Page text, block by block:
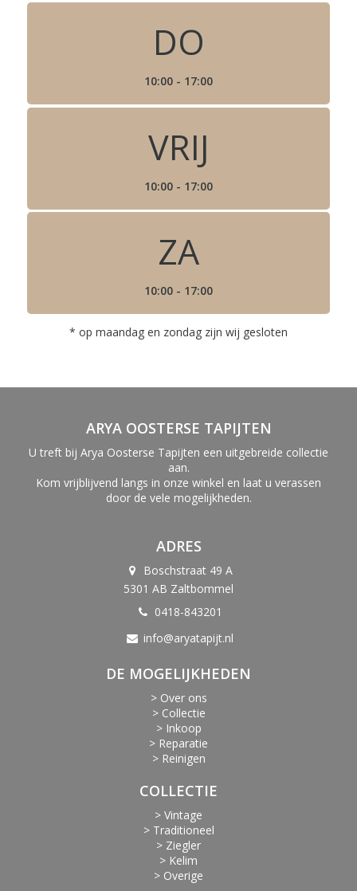
DO
10:00 - 17:00
VRIJ
10:00 - 17:00
ZA
10:00 - 17:00
* op maandag en zondag zijn wij gesloten
ARYA OOSTERSE TAPIJTEN
U treft bij Arya Oosterse Tapijten een uitgebreide collectie
aan.
Kom vrijblijvend langs in onze winkel en laat u verassen
door de vele mogelijkheden.
ADRES
Boschstraat 49 A
5301 AB Zaltbommel
0418-843201
info@aryatapijt.nl
DE MOGELIJKHEDEN
> Over ons
> Collectie
> Inkoop
> Reparatie
> Reinigen
COLLECTIE
> Vintage
> Traditioneel
> Ziegler
> Kelim
> Overige